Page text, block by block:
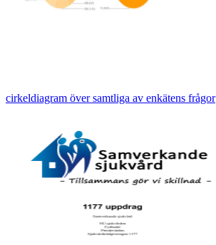
cirkeldiagram över samtliga av enkätens frågor